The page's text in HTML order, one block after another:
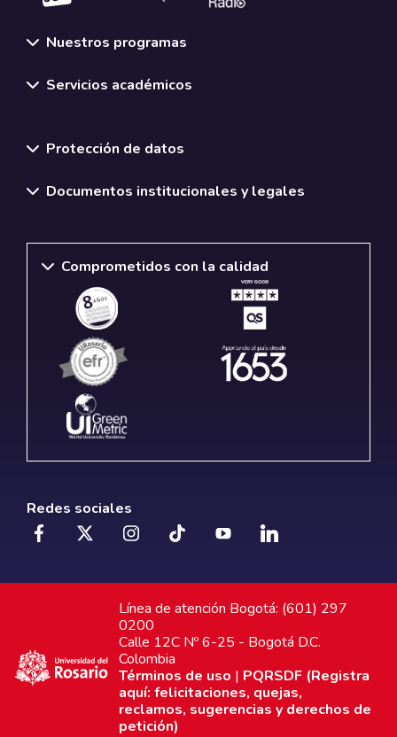
Nuestros programas
Servicios académicos
Protección de datos
Documentos institucionales y legales
Comprometidos con la calidad
Redes sociales
Línea de atención Bogotá: (601) 297
0200
Calle 12C Nº 6-25 - Bogotá D.C.
Colombia
Términos de uso | PQRSDF (Registra
aquí: felicitaciones, quejas,
reclamos, sugerencias y derechos de
petición)